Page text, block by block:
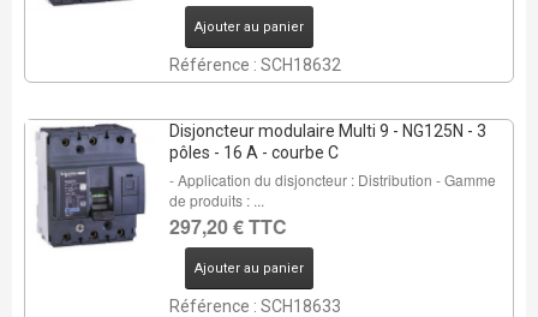
Ajouter au panier
Référence : SCH18632
Disjoncteur modulaire Multi 9 - NG125N - 3
pôles - 16 A - courbe C
- Application du disjoncteur : Distribution - Gamme
de produits : ...
297,20 € TTC
Ajouter au panier
Référence : SCH18633